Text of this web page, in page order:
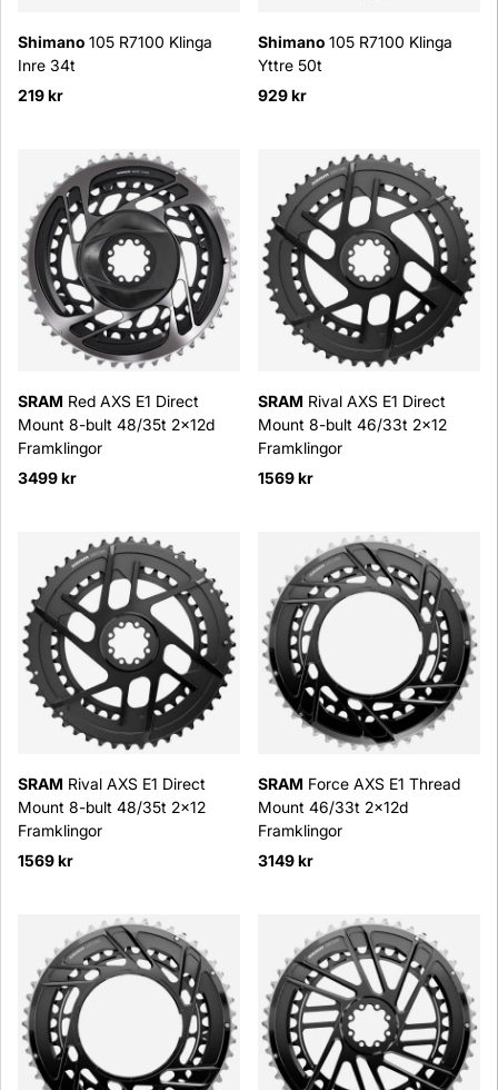
Shimano 105 R7100 Klinga
Inre 34t
219 kr
Shimano 105 R7100 Klinga
Yttre 50t
929 kr
SRAM Red AXS E1 Direct
Mount 8-bult 48/35t 2x12d
Framklingor
3499 kr
SRAM Rival AXS E1 Direct
Mount 8-bult 46/33t 2x12
Framklingor
1569 kr
SRAM Rival AXS E1 Direct
Mount 8-bult 48/35t 2x12
Framklingor
1569 kr
SRAM Force AXS E1 Thread
Mount 46/33t 2x12d
Framklingor
3149 kr